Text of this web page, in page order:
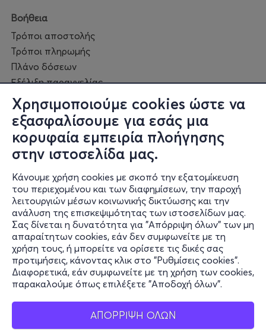
Χρησιμοποιούμε cookies ώστε να
εξασφαλίσουμε για εσάς μια
κορυφαία εμπειρία πλοήγησης
στην ιστοσελίδα μας.
Κάνουμε χρήση cookies με σκοπό την εξατομίκευση
του περιεχομένου και των διαφημίσεων, την παροχή
λειτουργιών μέσων κοινωνικής δικτύωσης και την
ανάλυση της επισκεψιμότητας των ιστοσελίδων μας.
Σας δίνεται η δυνατότητα για "Απόρριψη όλων" των μη
απαραίτητων cookies, εάν δεν συμφωνείτε με τη
χρήση τους, ή μπορείτε να ορίσετε τις δικές σας
προτιμήσεις, κάνοντας κλικ στο "Ρυθμίσεις cookies".
Διαφορετικά, εάν συμφωνείτε με τη χρήση των cookies,
παρακαλούμε όπως επιλέξετε "Αποδοχή όλων".
ΑΠΟΡΡΙΨΗ ΟΛΩΝ
Βοήθεια
Τρόποι αποστολής
Τρόποι πληρωμής
Πλάνο δόσεων
Εξέλιξη παραγγελίας
Πορεία επισκευής
Συχνές ερωτήσεις και
επικοινωνία
Ο online κόσμος μας
Public GR
Public CY
Publicbusiness.gr
Public + home
Book Friends
Public Blog
Η Spotify Λίστα μας